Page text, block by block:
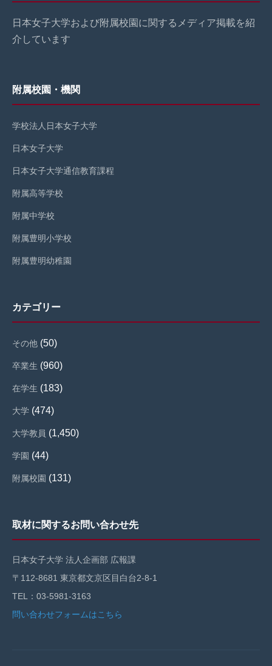
日本女子大学および附属校園に関するメディア掲載を紹
介しています
附属校園・機関
学校法人日本女子大学
日本女子大学
日本女子大学通信教育課程
附属高等学校
附属中学校
附属豊明小学校
附属豊明幼稚園
カテゴリー
その他 (50)
卒業生 (960)
在学生 (183)
大学 (474)
大学教員 (1,450)
学園 (44)
附属校園 (131)
取材に関するお問い合わせ先
日本女子大学 法人企画部 広報課
〒112-8681 東京都文京区目白台2-8-1
TEL：03-5981-3163
問い合わせフォームはこちら